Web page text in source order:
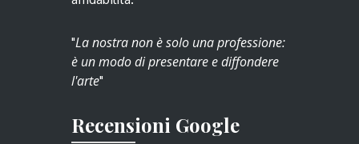
"La nostra non è solo una professione:
è un modo di presentare e diffondere
l'arte"
Recensioni Google